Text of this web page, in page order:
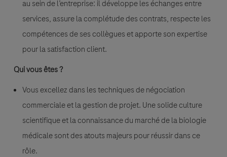
au sein de l’entreprise: il développe les échanges entre
services, assure la complétude des contrats, respecte les
compétences de ses collègues et apporte son expertise
pour la satisfaction client.
Qui vous êtes ?
Vous excellez dans les techniques de négociation
commerciale et la gestion de projet. Une solide culture
scientifique et la connaissance du marché de la biologie
médicale sont des atouts majeurs pour réussir dans ce
rôle.